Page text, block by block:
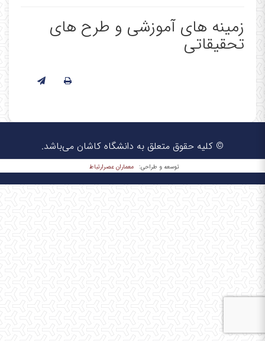
زمینه های آموزشی و طرح های
تحقیقاتی
© کلیه حقوق متعلق به دانشگاه کاشان می‌باشد.
توسعه و طراحی: معماران عصر‌ارتباط